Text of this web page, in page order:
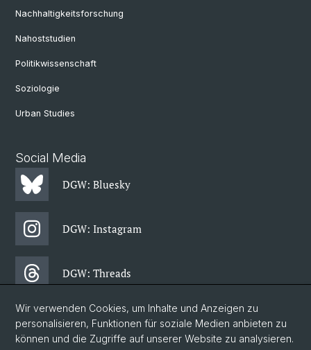
Nachhaltigkeitsforschung
Nahoststudien
Politikwissenschaft
Soziologie
Urban Studies
Social Media
DGW: Bluesky
DGW: Instagram
DGW: Threads
DGW: Facebook
Wir verwenden Cookies, um Inhalte und Anzeigen zu
personalisieren, Funktionen für soziale Medien anbieten zu
können und die Zugriffe auf unserer Website zu analysieren.